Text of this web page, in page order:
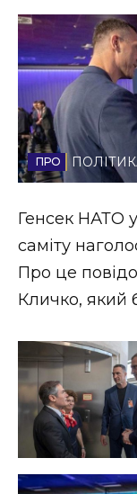
Політика
Соціум
Спорт
Стиль життя
Втрачений
Втрачений
НОВИНИ
ФОТО
Генсек НАТО у
саміту
Про це
Кличко, який